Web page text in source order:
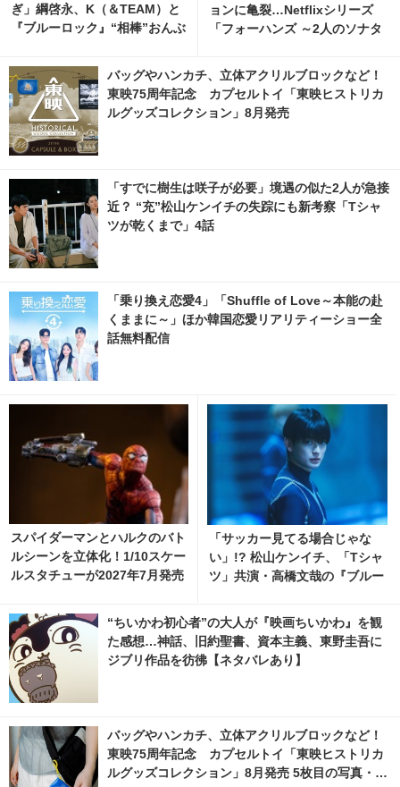
ぎ」綱啓永、K（＆TEAM）と
『ブルーロック』“相棒”おんぶ
ョンに亀裂…Netflixシリーズ
「フォーハンズ ～2人のソナタ
真・画像 | cinemacafe.net
バッグやハンカチ、立体アクリルブロックなど！
東映75周年記念 カプセルトイ「東映ヒストリカ
ルグッズコレクション」8月発売
「すでに樹生は咲子が必要」境遇の似た2人が急接
近？ “充”松山ケンイチの失踪にも新考察「Tシャ
ツが乾くまで」4話
「乗り換え恋愛4」「Shuffle of Love～本能の赴
くままに～」ほか韓国恋愛リアリティーショー全
話無料配信
スパイダーマンとハルクのバト
ルシーンを立体化！1/10スケー
ルスタチューが2027年7月発売
acafe.net
「サッカー見てる場合じゃな
い」!? 松山ケンイチ、「Tシャ
ツ」共演・高橋文哉の『ブルー
枚目の写真・画像 | cinemacaf
e.net
“ちいかわ初心者”の大人が『映画ちいかわ』を観
た感想…神話、旧約聖書、資本主義、東野圭吾に
ジブリ作品を彷彿【ネタバレあり】
バッグやハンカチ、立体アクリルブロックなど！
東映75周年記念 カプセルトイ「東映ヒストリカ
ルグッズコレクション」8月発売 5枚目の写真・画